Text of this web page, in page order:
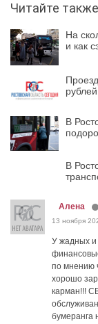
Читайте
На
и как
рублей
В
В
Алена
13 ноября
У жадных и
по мнению
хорошо
карман!!!
бумеранга